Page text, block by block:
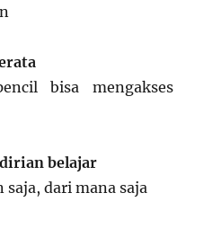
bisa mengakses
belajar
saja, dari mana saja